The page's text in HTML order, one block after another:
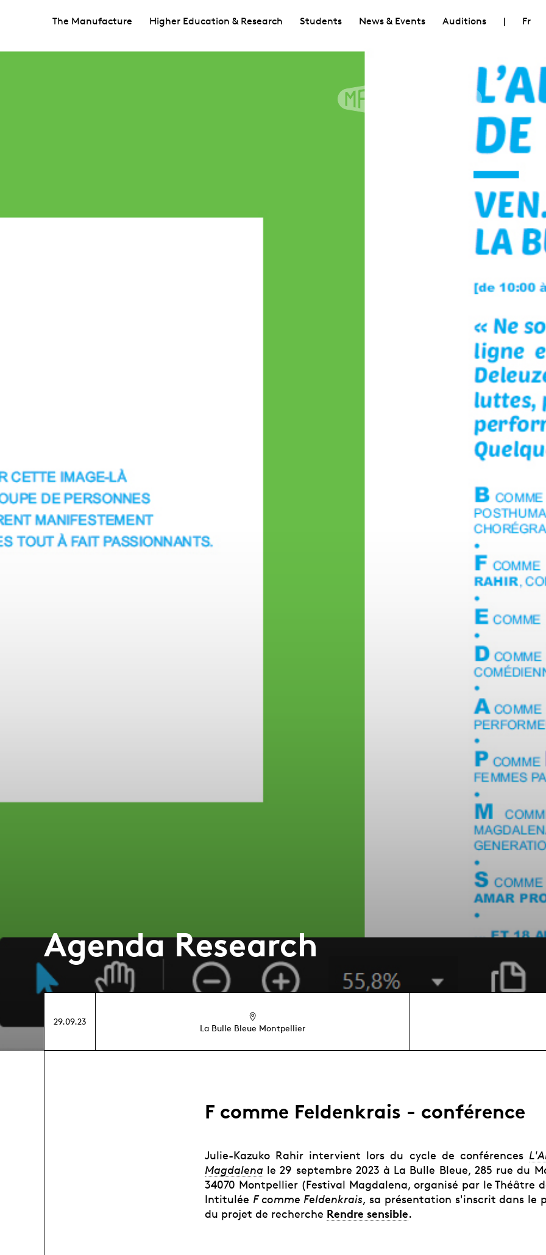
The Manufacture Higher Education & Research Students News & Events Auditions | Fr
Agenda Research
29.09.23
La Bulle Bleue Montpellier
F comme Feldenkrais - conférence
Julie-Kazuko Rahir intervient lors du cycle de conférences
Magdalena le 29 septembre 2023 à La Bulle Bleue, 285 rue du
34070 Montpellier (Festival Magdalena, organisé par le Théâtre
Intitulée F comme Feldenkrais, sa présentation s'inscrit dans le
du projet de recherche Rendre sensible.